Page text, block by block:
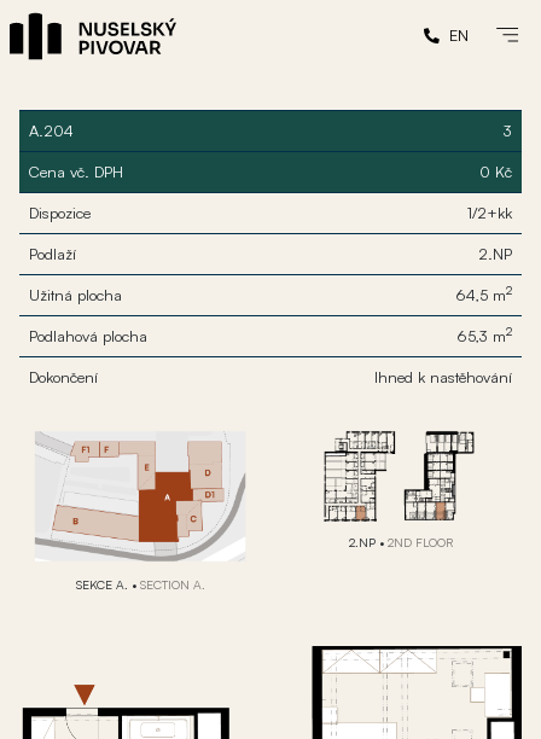
EN
A.204 3
Cena vč. DPH 0 Kč
Dispozice 1/2+kk
Podlaží 2.NP
Užitná plocha 64,5 m2
Podlahová plocha 65,3 m2
Dokončení Ihned k nastěhování
SEKCE A. • SECTION A.
2.NP • 2ND FLOOR